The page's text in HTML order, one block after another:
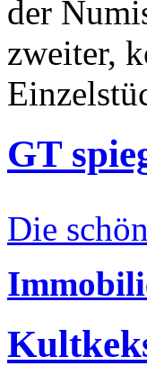
der
zweiter,
GT
Die